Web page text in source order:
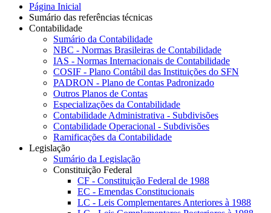
Página Inicial
Sumário das referências técnicas
Contabilidade
Sumário da Contabilidade
NBC - Normas Brasileiras de Contabilidade
IAS - Normas Internacionais de Contabilidade
COSIF - Plano Contábil das Instituições do SFN
PADRON - Plano de Contas Padronizado
Outros Planos de Contas
Especializações da Contabilidade
Contabilidade Administrativa - Subdivisões
Contabilidade Operacional - Subdivisões
Ramificações da Contabilidade
Legislação
Sumário da Legislação
Constituição Federal
CF - Constituição Federal de 1988
EC - Emendas Constitucionais
LC - Leis Complementares Anteriores à 1988